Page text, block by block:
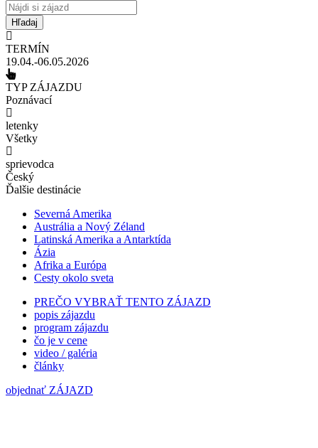
TERMÍN
19.04.-06.05.2026
TYP ZÁJAZDU
Poznávací
letenky
Všetky
sprievodca
Český
Ďalšie destinácie
Severná Amerika
Austrália a Nový Zéland
Latinská Amerika a Antarktída
Ázia
Afrika a Európa
Cesty okolo sveta
PREČO VYBRAŤ TENTO ZÁJAZD
popis zájazdu
program zájazdu
čo je v cene
video / galéria
články
objednať ZÁJAZD